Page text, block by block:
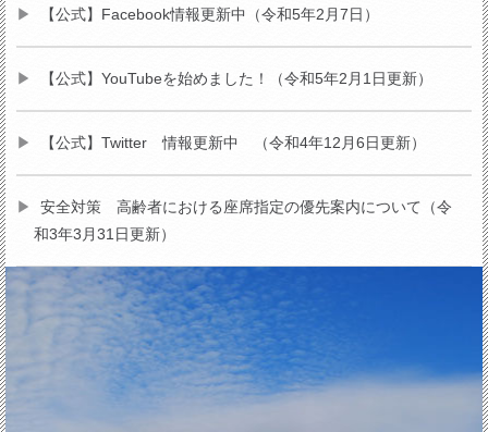
【公式】Facebook情報更新中（令和5年2月7日）
【公式】YouTubeを始めました！（令和5年2月1日更新）
【公式】Twitter 情報更新中 （令和4年12月6日更新）
安全対策 高齢者における座席指定の優先案内について（令
和3年3月31日更新）